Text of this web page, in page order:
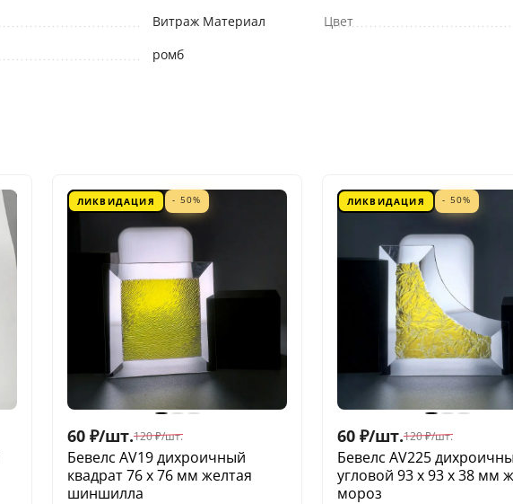
Витраж Материал
ромб
Цвет
ЛИКВИДАЦИЯ - 50%
60 ₽/шт.120 ₽/шт.
Бевелс AV19 дихроичный
квадрат 76 х 76 мм желтая
шиншилла
ЛИКВИДАЦИЯ - 50%
60 ₽/шт.120 ₽/шт.
Бевелс AV225
угловой 93 х 93 х 38 мм
мороз